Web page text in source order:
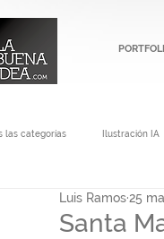
las categorías Ilustración IA
Santa
Luis Ramos25